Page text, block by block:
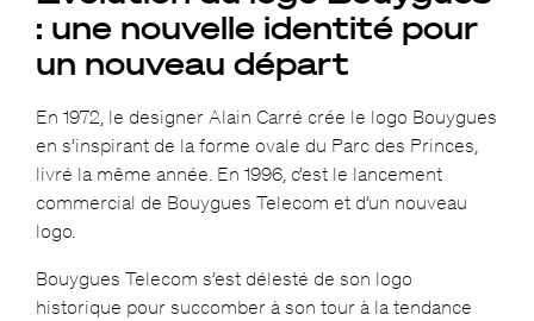
: une nouvelle identité pour
un nouveau départ
En 1972, le designer Alain Carré crée le logo Bouygues
en s’inspirant de la forme ovale du Parc des Princes,
livré la même année. En 1996, c’est le lancement
commercial de Bouygues Telecom et d’un nouveau
logo.
Bouygues Telecom s’est délesté de son logo
historique pour succomber à son tour à la tendance